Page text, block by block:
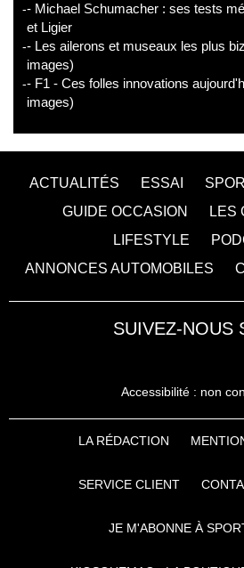
- Michael Schumacher : ses tests
et Ligier
- Les ailerons et museaux les plus
images)
- F1 - Ces folles innovations
images)
ACTUALITÉS ESSAI
GUIDE OCCASION
LES
LIFESTYLE
ANNONCES AUTOMOBILES
SUIVEZ-NOUS
Accessibilité : non
LA RÉDACTION
SERVICE CLIENT
JE M'ABONNE À